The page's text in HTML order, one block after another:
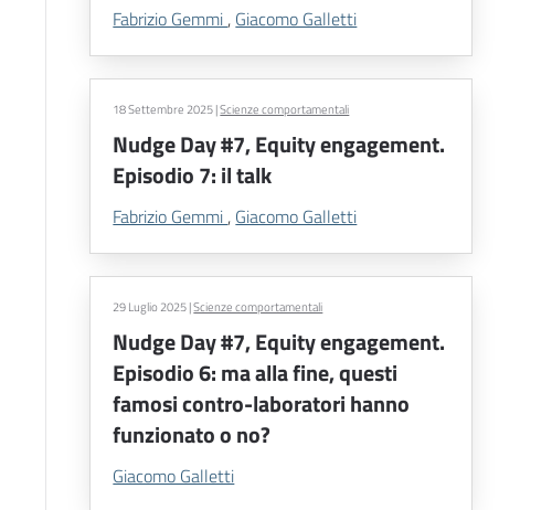
Fabrizio Gemmi , Giacomo Galletti
18 Settembre 2025|Scienze comportamentali
Nudge Day #7, Equity engagement.
Episodio 7: il talk
Fabrizio Gemmi , Giacomo Galletti
29 Luglio 2025|Scienze comportamentali
Nudge Day #7, Equity engagement.
Episodio 6: ma alla fine, questi
famosi contro-laboratori hanno
funzionato o no?
Giacomo Galletti